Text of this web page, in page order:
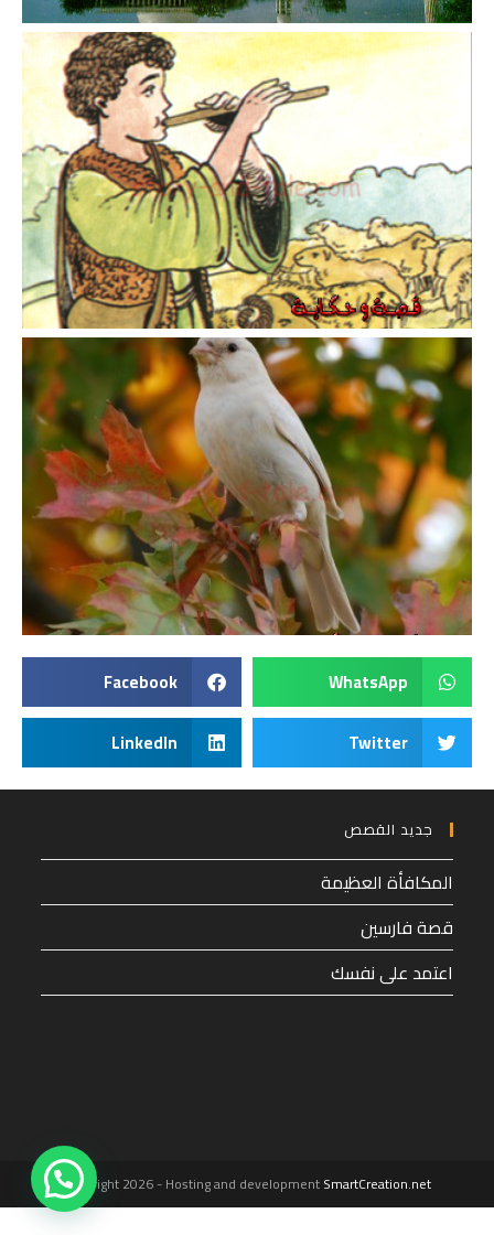
WhatsApp
Facebook
Twitter
LinkedIn
جديد القصص
المكافأة العظيمة
قصة فارسين
اعتمد على نفسك
Copyright 2026 - Hosting and developmentSmartCreation.net
1